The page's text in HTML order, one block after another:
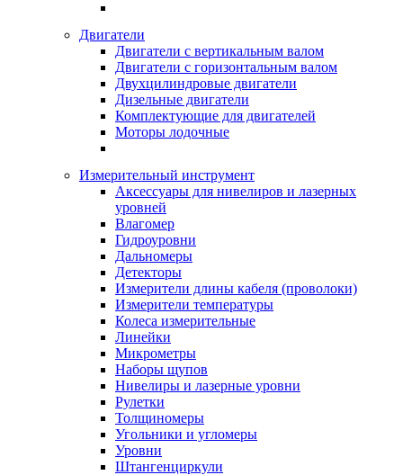
Двигатели
Двигатели с вертикальным валом
Двигатели с горизонтальным валом
Двухцилиндровые двигатели
Дизельные двигатели
Комплектующие для двигателей
Моторы лодочные
Измерительный инструмент
Аксессуары для нивелиров и лазерных
уровней
Влагомер
Гидроуровни
Дальномеры
Детекторы
Измерители длины кабеля (проволоки)
Измерители температуры
Колеса измерительные
Линейки
Микрометры
Наборы щупов
Нивелиры и лазерные уровни
Рулетки
Толщиномеры
Угольники и угломеры
Уровни
Штангенциркули